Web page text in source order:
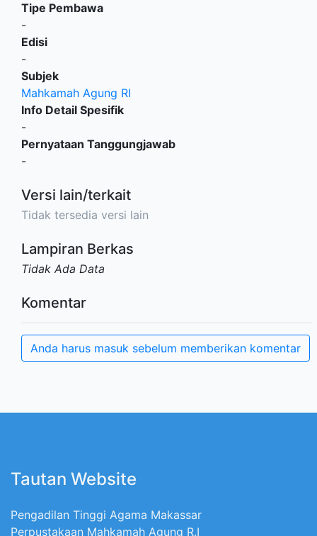
Tipe Pembawa
-
Edisi
-
Subjek
Mahkamah Agung RI
Info Detail Spesifik
-
Pernyataan Tanggungjawab
-
Versi lain/terkait
Tidak tersedia versi lain
Lampiran Berkas
Tidak Ada Data
Komentar
Anda harus masuk sebelum memberikan komentar
Tautan Website
Pengadilan Tinggi Agama Makassar
Perpustakaan Mahkamah Agung R.I